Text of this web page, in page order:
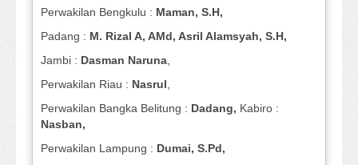
Perwakilan Bengkulu : Maman, S.H,
Padang : M. Rizal A, AMd, Asril Alamsyah, S.H,
Jambi : Dasman Naruna
Perwakilan Riau : Nasrul
Perwakilan Bangka Belitung : Dadang, Kabiro :
Nasban,
Perwakilan Lampung : Dumai, S.Pd,